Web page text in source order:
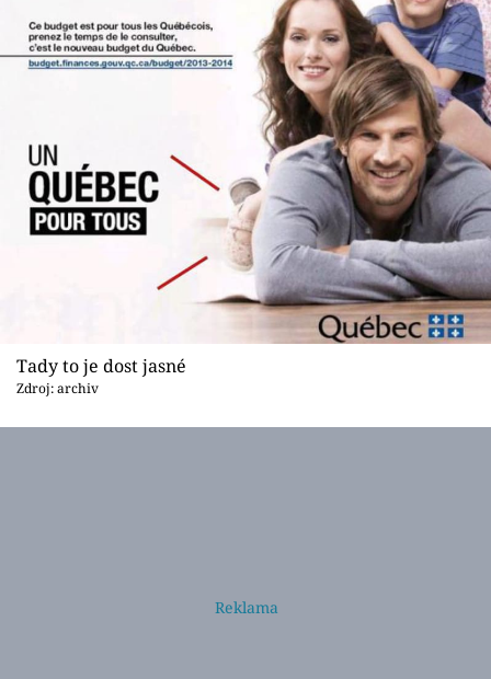
Tady to je dost jasné
Zdroj: archiv